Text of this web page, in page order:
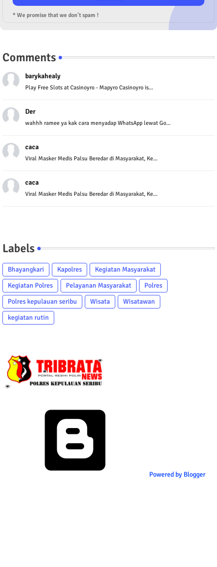
* We promise that we don't spam !
Comments
barykahealy
Play Free Slots at Casinoyro - Mapyro Casinoyro is...
Der
wahhh ramee ya kak cara menyadap WhatsApp lewat Go...
caca
Viral Masker Medis Palsu Beredar di Masyarakat, Ke...
caca
Viral Masker Medis Palsu Beredar di Masyarakat, Ke...
Labels
Bhayangkari Kapolres
Kegiatan Masyarakat
Kegiatan Polres
Pelayanan Masyarakat
Polres
Polres kepulauan seribu
Wisata
Wisatawan
kegiatan rutin
Powered by Blogger